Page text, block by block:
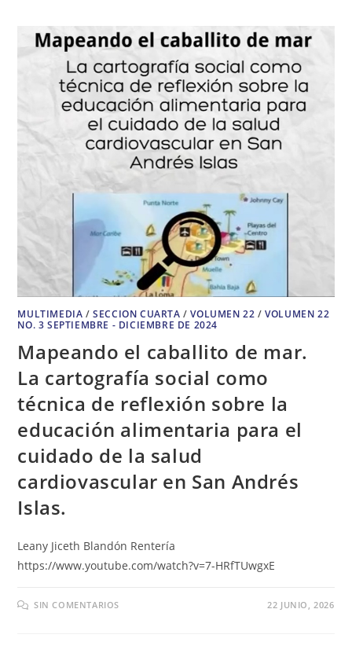
MULTIMEDIA /SECCION CUARTA /VOLUMEN 22 /VOLUMEN 22
NO. 3 SEPTIEMBRE - DICIEMBRE DE 2024
Mapeando el caballito de mar.
La cartografía social como
técnica de reflexión sobre la
educación alimentaria para el
cuidado de la salud
cardiovascular en San Andrés
Islas.
Leany Jiceth Blandón Rentería
https://www.youtube.com/watch?v=7-HRfTUwgxE
SIN COMENTARIOS 22 JUNIO, 2026